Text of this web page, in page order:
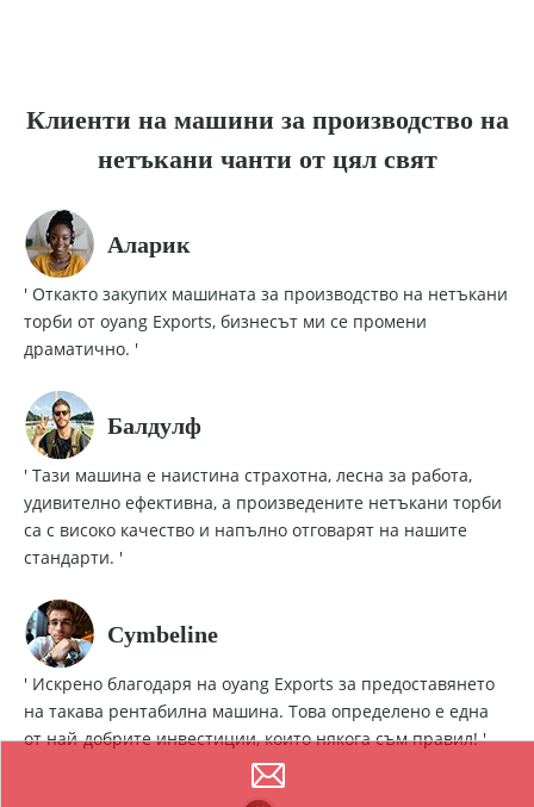
Клиенти на машини за производство на
нетъкани чанти от цял ​​свят
Аларик
' Откакто закупих машината за производство на нетъкани
торби от oyang Exports, бизнесът ми се промени
драматично. '
Балдулф
' Тази машина е наистина страхотна, лесна за работа,
удивително ефективна, а произведените нетъкани торби
са с високо качество и напълно отговарят на нашите
стандарти. '
Cymbeline
' Искрено благодаря на oyang Exports за предоставянето
на такава рентабилна машина. Това определено е една
от най-добрите инвестиции, които някога съм правил! '